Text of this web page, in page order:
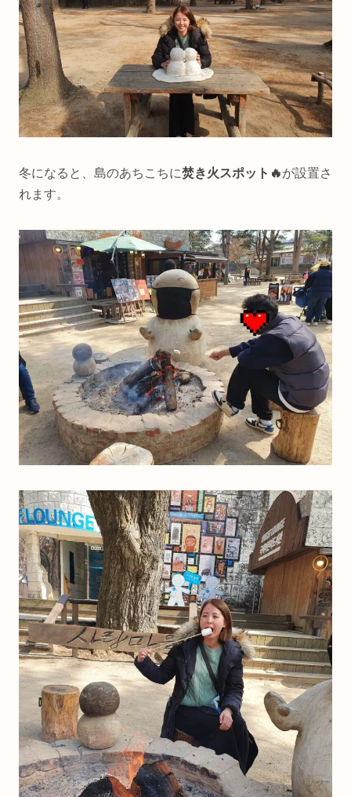
冬になると、島のあちこちに焚き火スポット🔥が設置さ
れます。